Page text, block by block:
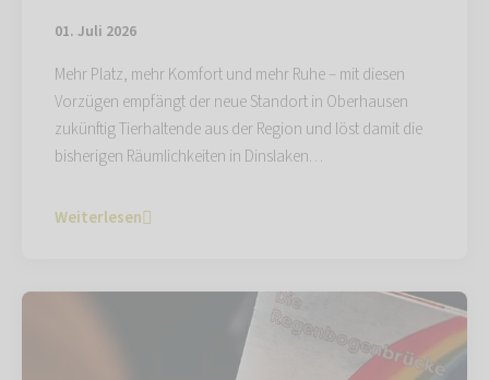
01. Juli 2026
Mehr Platz, mehr Komfort und mehr Ruhe – mit diesen
Vorzügen empfängt der neue Standort in Oberhausen
zukünftig Tierhaltende aus der Region und löst damit die
bisherigen Räumlichkeiten in Dinslaken…
Weiterlesen